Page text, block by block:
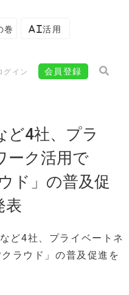
巻 AI活用
グイン 会員登録
ど4社、プラ
ーク活用で
ド」の普及促
表
ど4社、プライベートネ
ラウド」の普及促進を